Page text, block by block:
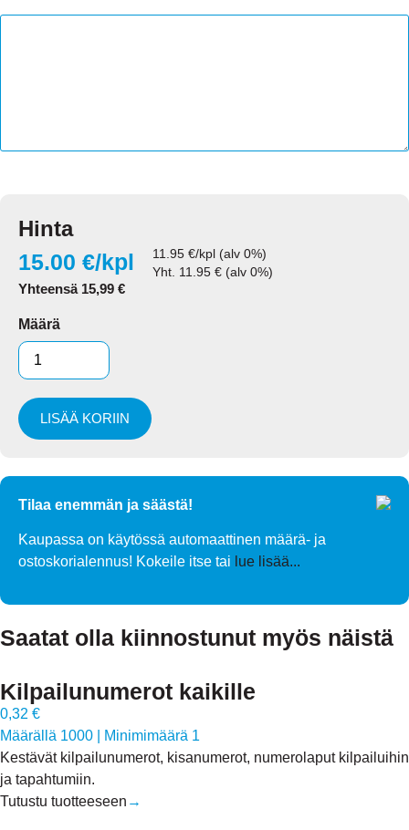
Hinta
15.00 €/kpl
Yhteensä 15,99 €
11.95 €/kpl (alv 0%)
Yht. 11.95 € (alv 0%)
Määrä
LISÄÄ KORIIN
Tilaa enemmän ja säästä!
Kaupassa on käytössä automaattinen määrä- ja
ostoskorialennus! Kokeile itse tai lue lisää...
Saatat olla kiinnostunut myös näistä
Kilpailunumerot kaikille
0,32 €
Määrällä 1000
Minimimäärä 1
Kestävät kilpailunumerot, kisanumerot, numerolaput kilpailuihin
ja tapahtumiin.
Tutustu tuotteeseen →